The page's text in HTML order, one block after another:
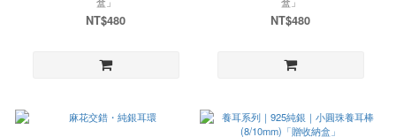
NT$480 NT$480